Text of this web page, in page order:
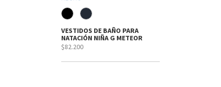
VESTIDOS DE BAÑO PARA
NATACIÓN NIÑA G METEOR
$82.200